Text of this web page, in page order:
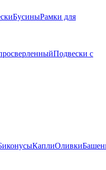
БусиныРамки для
Подвески с
КаплиОливки